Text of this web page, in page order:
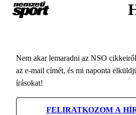
Nem akar lemaradni az NSO
az e-mail címét, és mi naponta
írásokat!
FELIRATKOZOM A